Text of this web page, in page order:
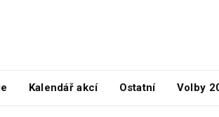
Kalendář akcí Ostatní Volby